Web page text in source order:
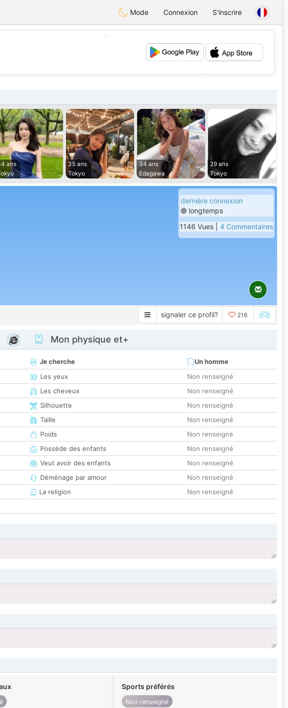
Mode Connexion S'inscrire
ans
35 ans
Tokyo
34 ans
Edagawa
29 ans
Tokyo
dernière connexion
longtemps
1146 Vues | 4 Commentaires
signaler ce profil? 216
Mon physique et+
Je cherche
Un homme
Les yeux
Non renseigné
Les cheveux
Non renseigné
Silhouette
Non renseigné
Taille
Non renseigné
Poids
Non renseigné
Possède des enfants
Non renseigné
Veut avoir des enfants
Non renseigné
Déménage par amour
Non renseigné
La religion
Non renseigné
Sports préférés
Non renseigné